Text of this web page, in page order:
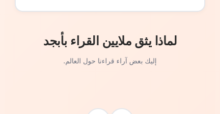
لماذا يثق ملايين القراء بأبجد
إليك بعض آراء قراءنا حول العالم.